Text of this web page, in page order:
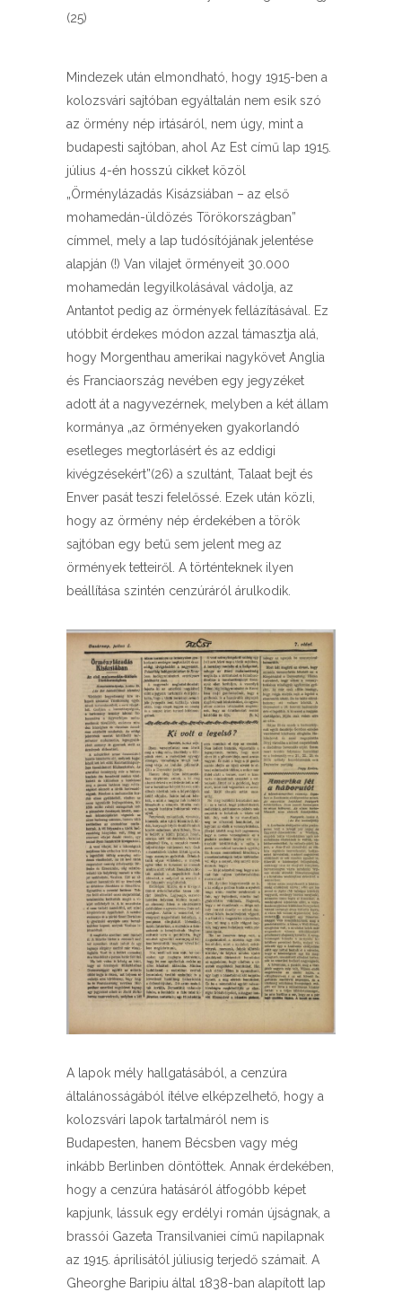
(25)
Mindezek után elmondható, hogy 1915-ben a
kolozsvári sajtóban egyáltalán nem esik szó
az örmény nép irtásáról, nem úgy, mint a
budapesti sajtóban, ahol Az Est című lap 1915.
július 4-én hosszú cikket közöl
„Örménylázadás Kisázsiában – az első
mohamedán-üldözés Törökországban”
címmel, mely a lap tudósítójának jelentése
alapján (!) Van vilajet örményeit 30.000
mohamedán legyilkolásával vádolja, az
Antantot pedig az örmények fellázításával. Ez
utóbbit érdekes módon azzal támasztja alá,
hogy Morgenthau amerikai nagykövet Anglia
és Franciaország nevében egy jegyzéket
adott át a nagyvezérnek, melyben a két állam
kormánya „az örményeken gyakorlandó
esetleges megtorlásért és az eddigi
kivégzésekért”(26) a szultánt, Talaat bejt és
Enver pasát teszi felelőssé. Ezek után közli,
hogy az örmény nép érdekében a török
sajtóban egy betű sem jelent meg az
örmények tetteiről. A történteknek ilyen
beállítása szintén cenzúráról árulkodik.
A lapok mély hallgatásából, a cenzúra
általánosságából ítélve elképzelhető, hogy a
kolozsvári lapok tartalmáról nem is
Budapesten, hanem Bécsben vagy még
inkább Berlinben döntöttek. Annak érdekében,
hogy a cenzúra hatásáról átfogóbb képet
kapjunk, lássuk egy erdélyi román újságnak, a
brassói Gazeta Transilvaniei című napilapnak
az 1915. áprilisától júliusig terjedő számait. A
Gheorghe Baripiu által 1838-ban alapított lap